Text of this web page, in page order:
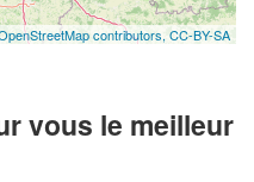
contributors, CC-BY-SA
vous le meilleur